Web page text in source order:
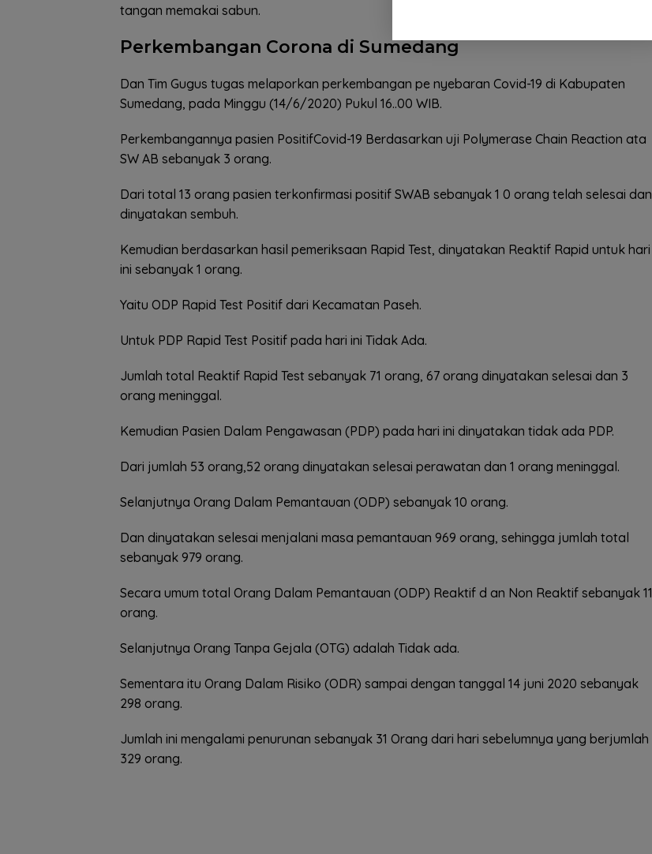
tangan memakai sabun.
Perkembangan Corona di Sumedang
Dan Tim Gugus tugas melaporkan perkembangan pe nyebaran Covid-19 di Kabupaten
Sumedang, pada Minggu (14/6/2020) Pukul 16..00 WIB.
Perkembangannya pasien PositifCovid-19 Berdasarkan uji Polymerase Chain Reaction ata
SW AB sebanyak 3 orang.
Dari total 13 orang pasien terkonfirmasi positif SWAB sebanyak 1 0 orang telah selesai dan
dinyatakan sembuh.
Kemudian berdasarkan hasil pemeriksaan Rapid Test, dinyatakan Reaktif Rapid untuk hari
ini sebanyak 1 orang.
Yaitu ODP Rapid Test Positif dari Kecamatan Paseh.
Untuk PDP Rapid Test Positif pada hari ini Tidak Ada.
Jumlah total Reaktif Rapid Test sebanyak 71 orang, 67 orang dinyatakan selesai dan 3
orang meninggal.
Kemudian Pasien Dalam Pengawasan (PDP) pada hari ini dinyatakan tidak ada PDP.
Dari jumlah 53 orang,52 orang dinyatakan selesai perawatan dan 1 orang meninggal.
Selanjutnya Orang Dalam Pemantauan (ODP) sebanyak 10 orang.
Dan dinyatakan selesai menjalani masa pemantauan 969 orang, sehingga jumlah total
sebanyak 979 orang.
Secara umum total Orang Dalam Pemantauan (ODP) Reaktif d an Non Reaktif sebanyak 11
orang.
Selanjutnya Orang Tanpa Gejala (OTG) adalah Tidak ada.
Sementara itu Orang Dalam Risiko (ODR) sampai dengan tanggal 14 juni 2020 sebanyak
298 orang.
Jumlah ini mengalami penurunan sebanyak 31 Orang dari hari sebelumnya yang berjumlah
329 orang.